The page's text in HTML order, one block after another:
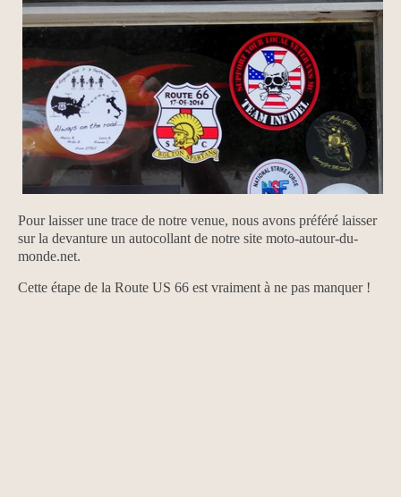
Pour laisser une trace de notre venue, nous avons préféré laisser
sur la devanture un autocollant de notre site moto-autour-du-
monde.net.
Cette étape de la Route US 66 est vraiment à ne pas manquer !